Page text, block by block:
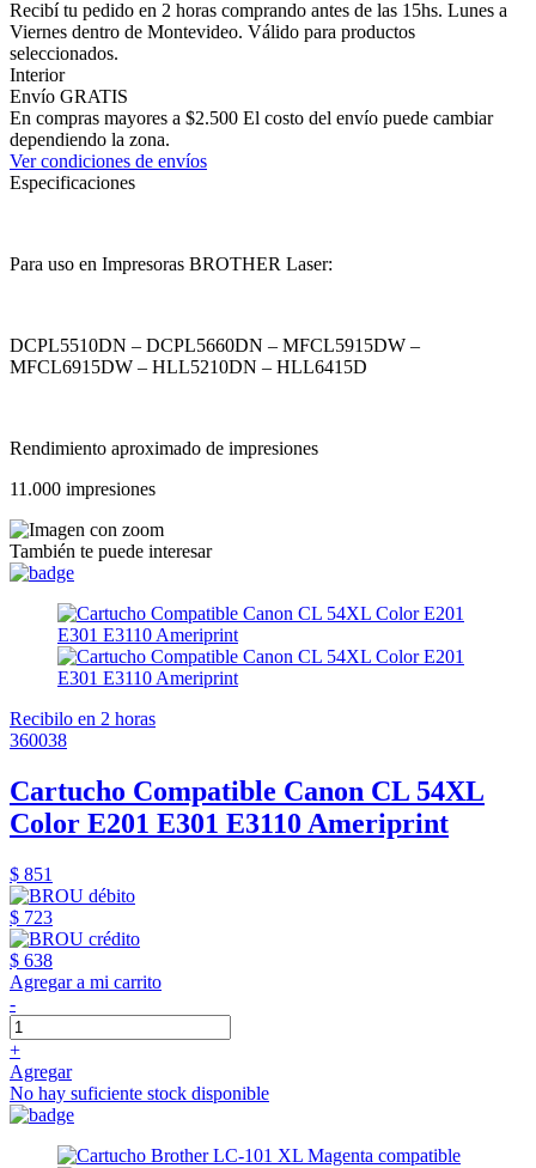
Recibí tu pedido en 2 horas comprando antes de las 15hs. Lunes a
Viernes dentro de Montevideo. Válido para productos
seleccionados.
Interior
Envío GRATIS
En compras mayores a $2.500 El costo del envío puede cambiar
dependiendo la zona.
Ver condiciones de envíos
Especificaciones
Para uso en Impresoras BROTHER Laser:
DCPL5510DN – DCPL5660DN – MFCL5915DW –
MFCL6915DW – HLL5210DN – HLL6415D
Rendimiento aproximado de impresiones
11.000 impresiones
También te puede interesar
Recibilo en 2 horas
360038
Cartucho Compatible Canon CL 54XL
Color E201 E301 E3110 Ameriprint
$ 851
$ 723
$ 638
Agregar a mi carrito
-
+
Agregar
No hay suficiente stock disponible